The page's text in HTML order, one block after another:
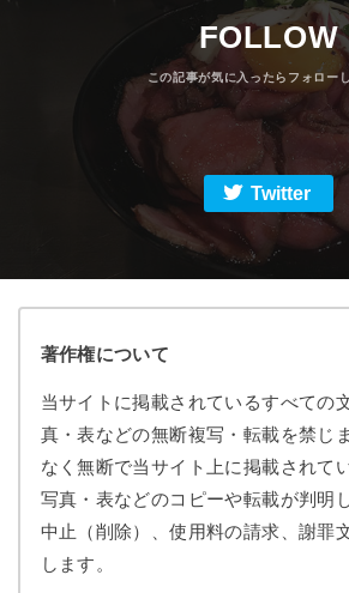
FOLLOW
Twitter
著作権について
当サイトに掲載されているすべての
真・表などの無断複写・転載を禁じ
なく無断で当サイト上に掲載されて
写真・表などのコピーや転載が判明
中止（削除）、使用料の請求、謝罪
します。